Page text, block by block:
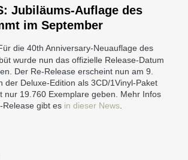
Jubiläums-Auflage des
im September
die 40th Anniversary-Neuauflage des
wurde nun das offizielle Release-Datum
Der Re-Release erscheint nun am 9.
der Deluxe-Edition als 3CD/1Vinyl-Paket
nur 19.760 Exemplare geben. Mehr Infos
Release gibt es in dieser News